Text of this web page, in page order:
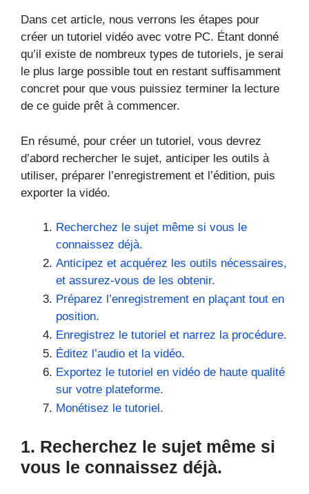
Dans cet article, nous verrons les étapes pour
créer un tutoriel vidéo avec votre PC. Étant donné
qu’il existe de nombreux types de tutoriels, je serai
le plus large possible tout en restant suffisamment
concret pour que vous puissiez terminer la lecture
de ce guide prêt à commencer.
En résumé, pour créer un tutoriel, vous devrez
d’abord rechercher le sujet, anticiper les outils à
utiliser, préparer l’enregistrement et l’édition, puis
exporter la vidéo.
Recherchez le sujet même si vous le
connaissez déjà.
Anticipez et acquérez les outils nécessaires,
et assurez-vous de les obtenir.
Préparez l’enregistrement en plaçant tout en
position.
Enregistrez le tutoriel et narrez la procédure.
Éditez l’audio et la vidéo.
Exportez le tutoriel en vidéo de haute qualité
sur votre plateforme.
Monétisez le tutoriel.
1. Recherchez le sujet même si
vous le connaissez déjà.